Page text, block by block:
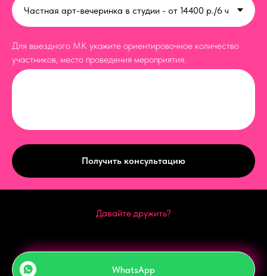
Для выездного МК укажите ориентировочное количество
участников, место проведения мероприятия.
Получить консультацию
Давайте дружить?
WhatsApp